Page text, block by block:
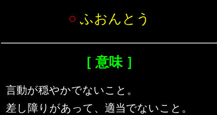
○ ふおんとう
［ 意味 ］
言動が穏やかでないこと。
差し障りがあって、適当でないこと。